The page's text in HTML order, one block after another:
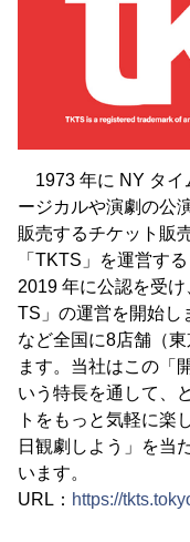
1973 年に NY タイ
ージカルや演劇の公
販売するチケット販
「TKTS」を運営す
2019 年に公認を受
TS」の運営を開始し
など全国に8店舗（
ます。当社はこの「
いう特長を通して、
トをもっと気軽に楽
日観劇しよう」を当
います。
URL： https://